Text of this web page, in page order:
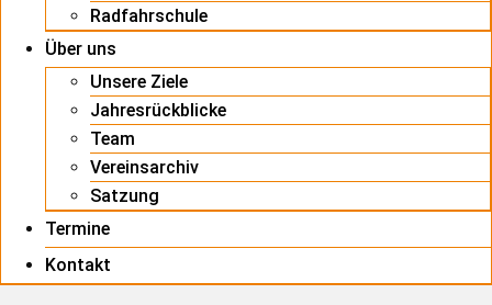
Radfahrschule
Über uns
Unsere Ziele
Jahresrückblicke
Team
Vereinsarchiv
Satzung
Termine
Kontakt